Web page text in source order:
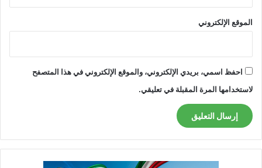
الموقع الإلكتروني
احفظ اسمي، بريدي الإلكتروني، والموقع الإلكتروني في هذا المتصفح
لاستخدامها المرة المقبلة في تعليقي.